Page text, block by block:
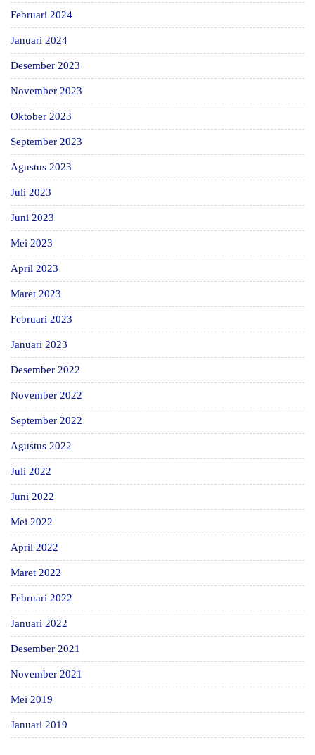
Februari 2024
Januari 2024
Desember 2023
November 2023
Oktober 2023
September 2023
Agustus 2023
Juli 2023
Juni 2023
Mei 2023
April 2023
Maret 2023
Februari 2023
Januari 2023
Desember 2022
November 2022
September 2022
Agustus 2022
Juli 2022
Juni 2022
Mei 2022
April 2022
Maret 2022
Februari 2022
Januari 2022
Desember 2021
November 2021
Mei 2019
Januari 2019